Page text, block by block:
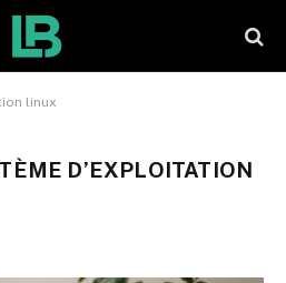
linux
D’EXPLOITATION